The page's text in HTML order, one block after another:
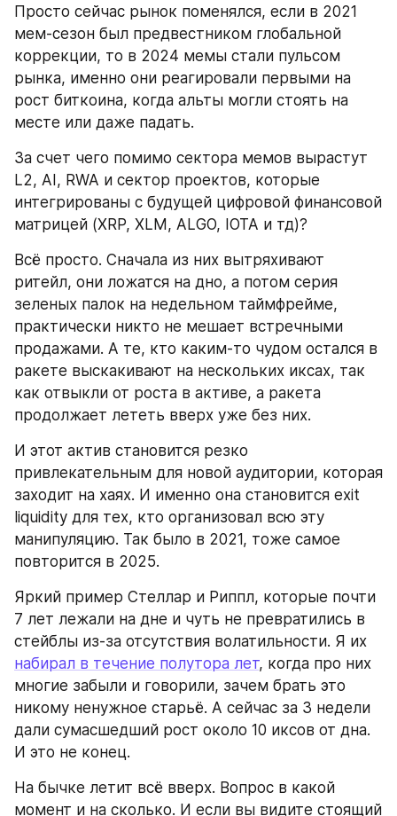
Просто сейчас рынок поменялся, если в 2021
мем-сезон был предвестником глобальной
коррекции, то в 2024 мемы стали пульсом
рынка, именно они реагировали первыми на
рост биткоина, когда альты могли стоять на
месте или даже падать.
За счет чего помимо сектора мемов вырастут
L2, AI, RWA и сектор проектов, которые
интегрированы с будущей цифровой финансовой
матрицей (XRP, XLM, ALGO, IOTA и тд)?
Всё просто. Сначала из них вытряхивают
ритейл, они ложатся на дно, а потом серия
зеленых палок на недельном таймфрейме,
практически никто не мешает встречными
продажами. А те, кто каким-то чудом остался в
ракете выскакивают на нескольких иксах, так
как отвыкли от роста в активе, а ракета
продолжает лететь вверх уже без них.
И этот актив становится резко
привлекательным для новой аудитории, которая
заходит на хаях. И именно она становится exit
liquidity для тех, кто организовал всю эту
манипуляцию. Так было в 2021, тоже самое
повторится в 2025.
Яркий пример Стеллар и Риппл, которые почти
7 лет лежали на дне и чуть не превратились в
набирал в течение полутора лет, когда про них
многие забыли и говорили, зачем брать это
никому ненужное старьё. А сейчас за 3 недели
дали сумасшедший рост около 10 иксов от дна.
И это не конец.
На бычке летит всё вверх. Вопрос в какой
момент и на сколько. И если вы видите стоящий